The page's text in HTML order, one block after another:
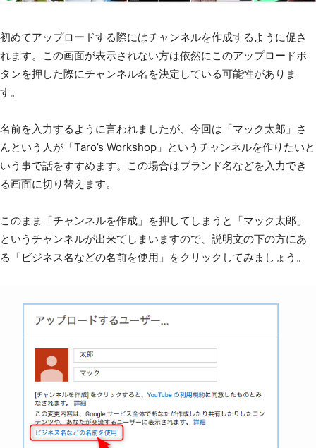
初めてアップロードする際にはチャンネルを作成するように促さ
れます。この画面が表示されない方は依然にこのアップロードボ
タンを押した際にチャンネル名を決定している可能性がありま
す。
名前を入力するように言われましたが、今回は「マック太郎」さ
んという人が「Taro’s Workshop」というチャンネルを作りたいと
いう事で話をすすめます。この場合はブランド名などを入力でき
る画面に切り替えます。
このまま「チャンネルを作成」を押してしまうと「マック太郎」
というチャンネルが出来てしまいますので、説明文の下の方にあ
る「ビジネス名などの名前を使用」をクリックしてみましょう。